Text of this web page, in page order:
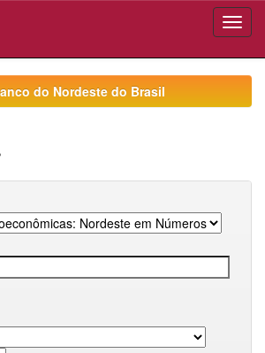
do Nordeste do Brasil